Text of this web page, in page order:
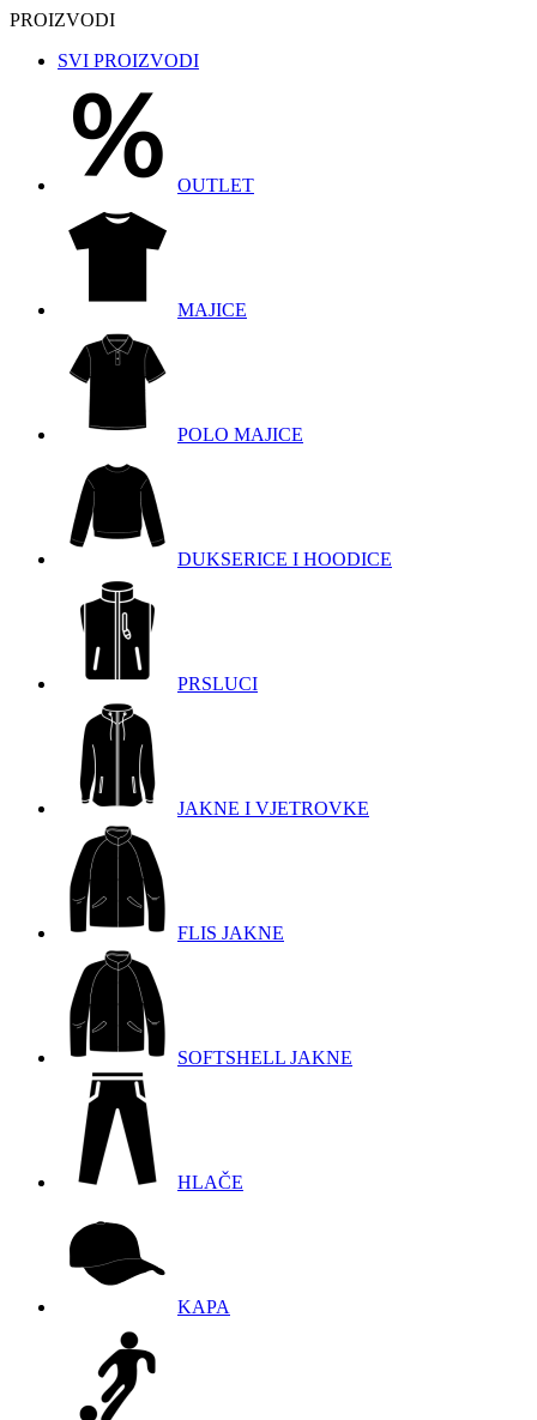
PROIZVODI
SVI PROIZVODI
OUTLET
MAJICE
POLO MAJICE
DUKSERICE I HOODICE
PRSLUCI
JAKNE I VJETROVKE
FLIS JAKNE
SOFTSHELL JAKNE
HLAČE
KAPA